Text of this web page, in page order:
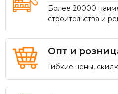
Более 20000
строительства и
Опт и
Гибкие цены,